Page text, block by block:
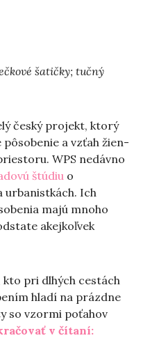
šatičky; tučný
český projekt, ktorý
a vzťah žien-
WPS nedávno
štúdiu o
urbanistkách. Ich
majú mnoho
akejkoľvek
kto pri dlhých cestách
hladí na prázdne
so vzormi poťahov
v čítaní:„Piatok